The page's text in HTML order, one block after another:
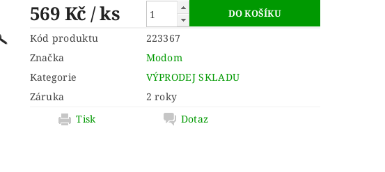
569 Kč / ks
Kód produktu
223367
Značka
Modom
Kategorie
VÝPRODEJ SKLADU
Záruka
2 roky
Tisk
Dotaz